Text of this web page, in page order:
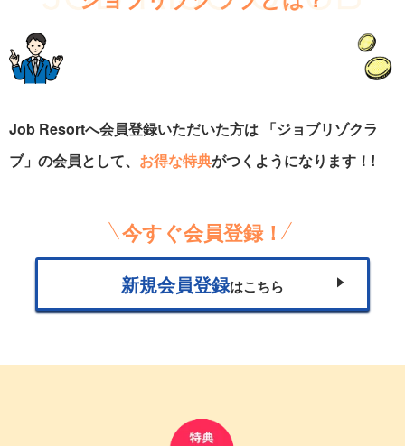
Job Resortへ会員登録いただいた方は 「ジョブリゾクラ
ブ」の会員として、 お得な特典がつくようになります！!
今すぐ会員登録！
新規会員登録はこちら